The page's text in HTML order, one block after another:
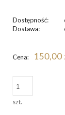
Dostępność:
Dostawa:
Cena nie
Cena: 150,00
szt.